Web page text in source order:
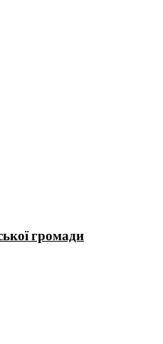
громади